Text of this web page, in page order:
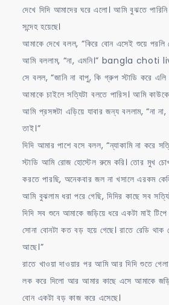
দেখে দিদি আমাদের ঘরে এলো। আমি বুঝতে
সন্দেহ হয়েছে।
আমাকে দেখে বলল, “কিরে বোন এসেই শুয়ে পরলি
আমি বললাম, “না, এমনি।” bangla choti
সে বলল, “জানি না বাপু, কি গ্রুপ স্টাডি করে এলি
আমাকে চাইলে সত্যিটা বলতে পারিস। আমি
আমি প্রসঙ্গটা এড়িয়ে যাবার জন্য বললাম, “না
তাই।”
দিদি আমার পাশে বসে বলল, “ন্যাকামি না করে
স্টাডি আমি রোজ হোস্টেল রুমে করি। তোর মুখ
করতে পারছি, অনেকবার জল না খসালে এরকম
আমি বুঝলাম ধরা পরে গেছি, দিদির কাছে সব
দিদি সব শুনে আমাকে জড়িয়ে ধরে একটা মাই
সোনা বোনটা কত বড় হয়ে গেছে। রাতে রেডি
আছে।”
রাতে খাওয়া দাওয়ার পর আমি আর দিদি শুতে
লক করে দিলো আর আমার কাছে এসে আমাকে
বোন একটা বড় কাজ করে এসেছে।